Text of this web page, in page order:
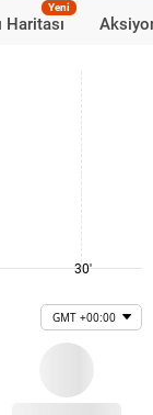
Haritası
Yeni
30'
GMT +00:00